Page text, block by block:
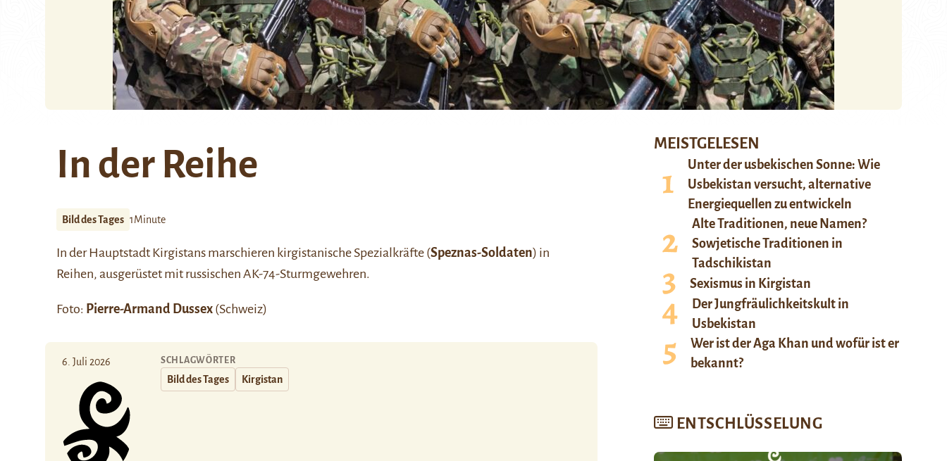
In der Reihe
Bild des Tages 1Minute
In der Hauptstadt Kirgistans marschieren kirgistanische Spezialkräfte (Speznas-Soldaten) in
Reihen, ausgerüstet mit russischen AK-74-Sturmgewehren.
Foto: Pierre-Armand Dussex (Schweiz)
6. Juli 2026 SCHLAGWÖRTER
Bild des Tages Kirgistan
MEISTGELESEN
Unter der usbekischen Sonne: Wie
Usbekistan versucht, alternative
Energiequellen zu entwickeln
Alte Traditionen, neue Namen?
Sowjetische Traditionen in
Tadschikistan
Sexismus in Kirgistan
Der Jungfräulichkeitskult in
Usbekistan
Wer ist der Aga Khan und wofür ist er
bekannt?
ENTSCHLÜSSELUNG